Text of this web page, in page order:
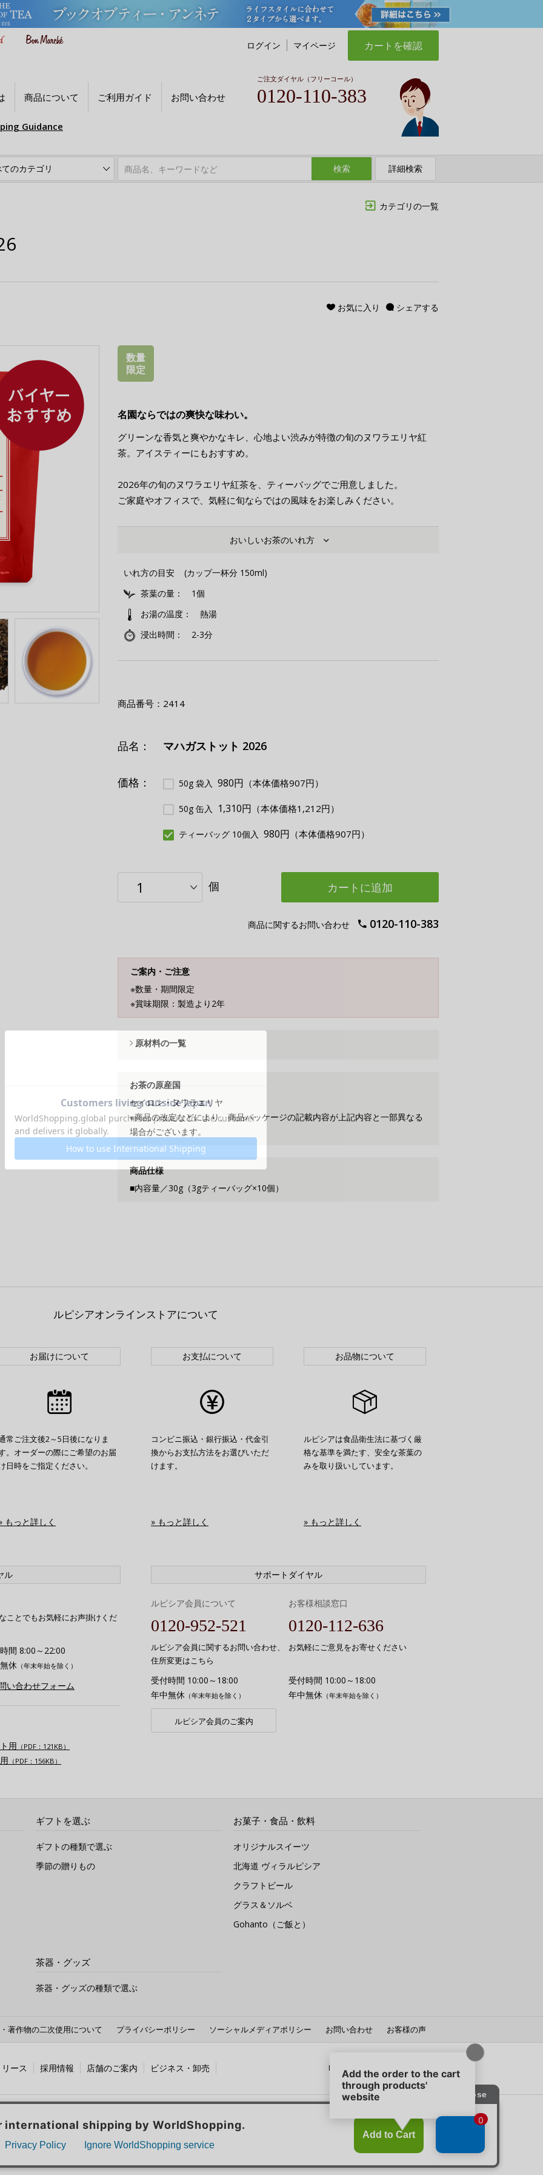
ログイン マイページ カートを確認
商品について ご利用ガイド お問い合わせ
ご注文ダイヤル（フリーコール）
0120-110-383
Guidance
検索 詳細検索
カテゴリの一覧
シェアする
お気に入り
数量
限定
名園ならではの爽快な味わい。
グリーンな香気と爽やかなキレ、心地よい渋みが特徴の旬のヌワラエリヤ紅
茶。アイスティーにもおすすめ。
2026年の旬のヌワラエリヤ紅茶を、ティーバッグでご用意しました。
ご家庭やオフィスで、気軽に旬ならではの風味をお楽しみください。
おいしいお茶のいれ方
いれ方の目安
(カップ一杯分 150ml)
茶葉の量
1個
お湯の温度
熱湯
浸出時間
2-3分
商品番号： 2414
品名： マハガストット 2026
価格： 50g 袋入 980円 （本体価格907円）
50g 缶入 1,310円 （本体価格1,212円）
ティーバッグ 10個入 980円 （本体価格907円）
個 カートに追加
商品に関するお問い合わせ 0120-110-383
ご案内・ご注意
※数量・期間限定
※賞味期限：製造より2年
原材料の一覧
お茶の原産国
セイロン・ヌワラエリヤ
※商品の改定などにより、商品パッケージの記載内容が上記内容と一部異なる
場合がございます。
商品仕様
■内容量／30g（3gティーバッグ×10個）
ルピシアオンラインストアについて
お届けについて
常ご注文後2～5日後になりま
。オーダーの際にご希望のお届
日時をご指定ください。
もっと詳しく
お支払について
コンビニ振込・銀行振込・代金引
換からお支払方法をお選びいただ
けます。
» もっと詳しく
お品物について
ルピシアは食品衛生法に基づく厳
格な基準を満たす、安全な茶葉の
みを取り扱いしています。
» もっと詳しく
ル
ことでもお気軽にお声掛けくだ
間 8:00～22:00
休 （年末年始を除く）
い合わせフォーム
用 （PDF：121KB）
（PDF：156KB）
サポートダイヤル
ルピシア会員について
0120-952-521
ルピシア会員に関するお問い合わせ、
住所変更はこちら
受付時間 10:00～18:00
年中無休 （年末年始を除く）
ルピシア会員のご案内
お客様相談窓口
0120-112-636
お気軽にご意見をお寄せください
受付時間 10:00～18:00
年中無休 （年末年始を除く）
ギフトを選ぶ
ギフトの種類で選ぶ
季節の贈りもの
お菓子・食品・飲料
オリジナルスイーツ
北海道 ヴィラルピシア
クラフトビール
グラス＆ソルベ
Gohanto（ご飯と）
茶器・グッズ
茶器・グッズの種類で選ぶ
著作物の二次使用について プライバシーポリシー ソーシャルメディアポリシー お問い合わせ お客様の声
ース 採用情報 店舗のご案内 ビジネス・卸売 LUPICIA SNS：
外のルピシア